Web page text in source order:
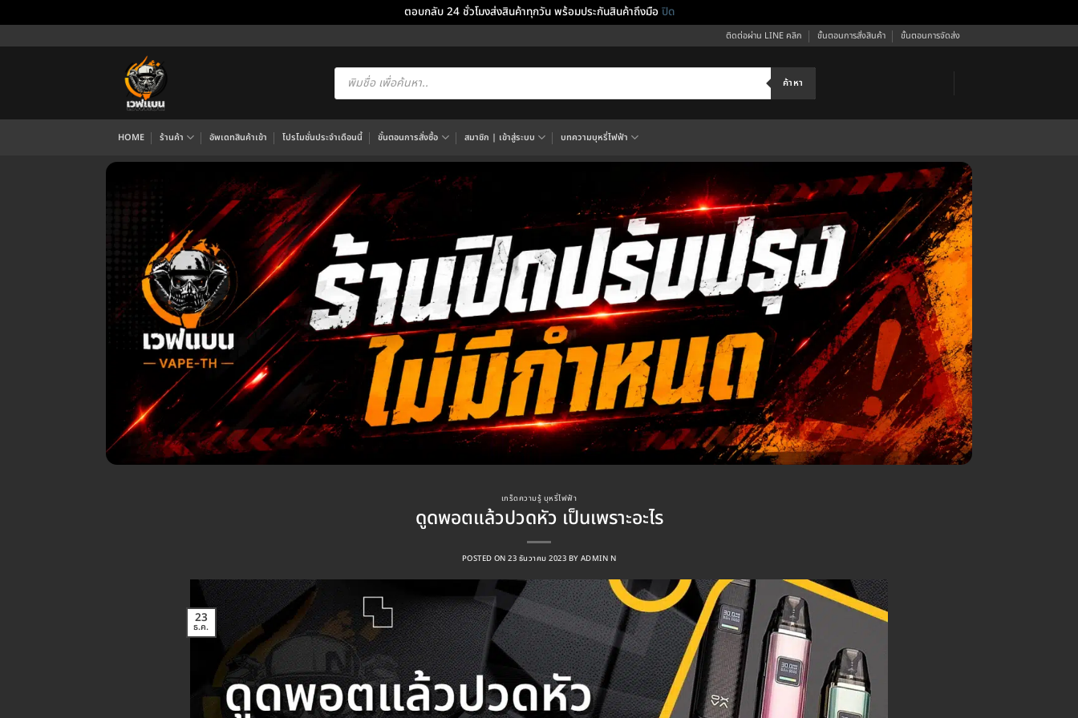
ตอบกลับ 24 ชั่วโมงส่งสินค้าทุกวัน พร้อมประกันสินค้าถึงมือ ปิด
ไป
ติดต่อผ่าน LINE คลิก ขั้นตอนการสั่งสินค้า ขั้นตอนการจัดส่ง
Products
search ค้าหา
HOME ร้านค้า อัพเดทสินค้าเข้า โปรโมชั่นประจำเดือนนี้ ขั้นตอนการสั่งซื้อ สมาชิก | เข้าสู่ระบบ บทความบุหรี่ไฟฟ้า
เกร็ดความรู้ บุหรี่ไฟฟ้า
ดูดพอตแล้วปวดหัว เป็นเพราะอะไร
POSTED ON23 ธันวาคม 2023 BY ADMIN N
23
ธ.ค.